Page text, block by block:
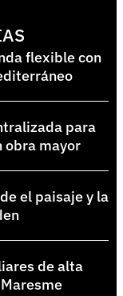
flexible con
para
obra mayor
el paisaje y la
de alta